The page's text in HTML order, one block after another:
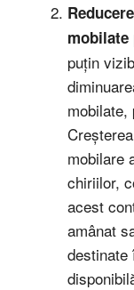
puțin
mobilate,
mobilare
chiriilor,
acest
amânat
destinate